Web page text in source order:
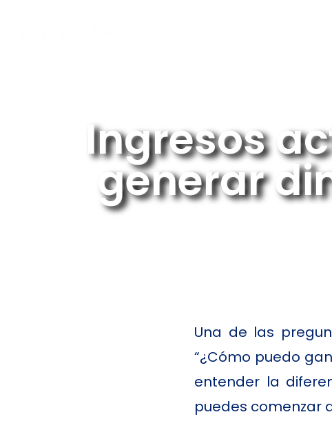
Ingresos
generar
Una de las
“¿Cómo puedo
entender la
puedes comenzar